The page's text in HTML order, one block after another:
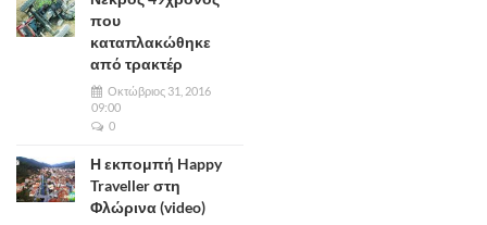
που
καταπλακώθηκε
από τρακτέρ
Οκτώβριος 31, 2016
09:00
0
Η εκπομπή Happy
Traveller στη
Φλώρινα (video)